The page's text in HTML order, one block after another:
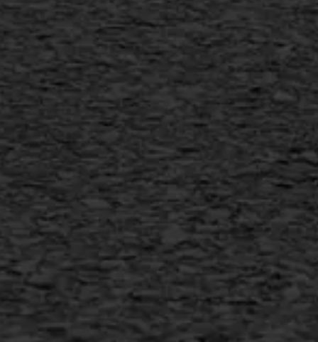
Flexigoot
Vertical seal
Vlakslijpen
Vorstschade
AWS ASFALTWERKEN
+31 493 842 840
info@asfaltwerken.nl
MEER INFORMATIE
Inschrijven nieuwsbrief
Duurzaam ondernemen